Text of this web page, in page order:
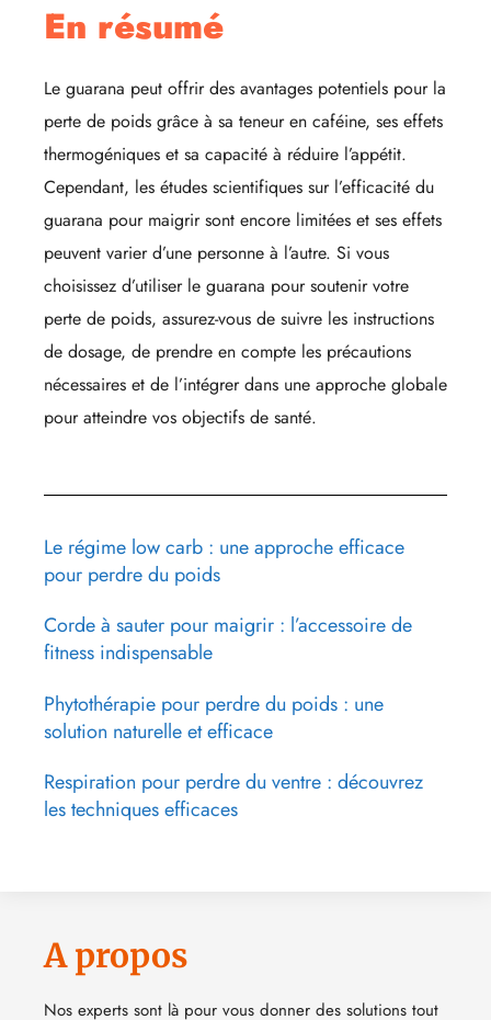
En résumé
Le guarana peut offrir des avantages potentiels pour la
perte de poids grâce à sa teneur en caféine, ses effets
thermogéniques et sa capacité à réduire l’appétit.
Cependant, les études scientifiques sur l’efficacité du
guarana pour maigrir sont encore limitées et ses effets
peuvent varier d’une personne à l’autre. Si vous
choisissez d’utiliser le guarana pour soutenir votre
perte de poids, assurez-vous de suivre les instructions
de dosage, de prendre en compte les précautions
nécessaires et de l’intégrer dans une approche globale
pour atteindre vos objectifs de santé.
Le régime low carb : une approche efficace
pour perdre du poids
Corde à sauter pour maigrir : l’accessoire de
fitness indispensable
Phytothérapie pour perdre du poids : une
solution naturelle et efficace
Respiration pour perdre du ventre : découvrez
les techniques efficaces
A propos
Nos experts sont là pour vous donner des solutions tout